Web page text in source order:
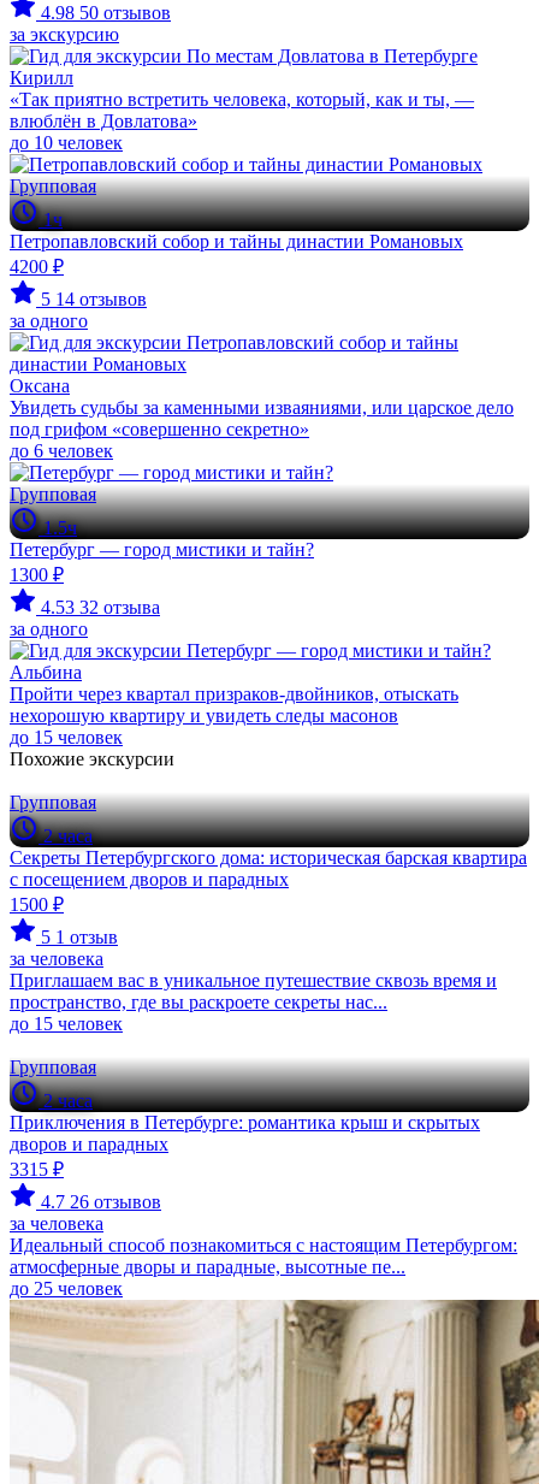
4.98 50 отзывов
за экскурсию
Кирилл
«Так приятно встретить человека, который, как и ты, —
влюблён в Довлатова»
до 10 человек
Групповая
1ч
Петропавловский собор и тайны династии Романовых
4200 ₽
5 14 отзывов
за одного
Оксана
Увидеть судьбы за каменными изваяниями, или царское дело
под грифом «совершенно секретно»
до 6 человек
Групповая
1.5ч
Петербург — город мистики и тайн?
1300 ₽
4.53 32 отзыва
за одного
Альбина
Пройти через квартал призраков-двойников, отыскать
нехорошую квартиру и увидеть следы масонов
до 15 человек
Похожие экскурсии
Групповая
2 часа
Секреты Петербургского дома: историческая барская квартира
с посещением дворов и парадных
1500 ₽
1 отзыв
за человека
Приглашаем вас в уникальное путешествие сквозь время и